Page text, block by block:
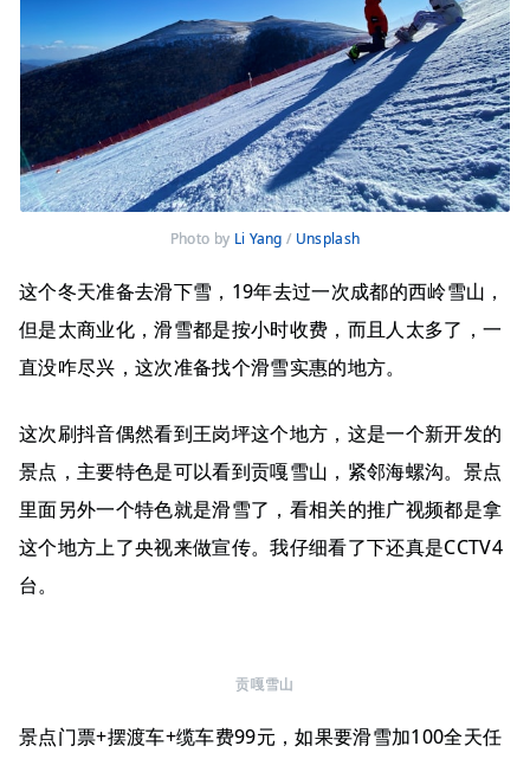
Photo by Li Yang / Unsplash
这个冬天准备去滑下雪，19年去过一次成都的西岭雪山，
但是太商业化，滑雪都是按小时收费，而且人太多了，一
直没咋尽兴，这次准备找个滑雪实惠的地方。
这次刷抖音偶然看到王岗坪这个地方，这是一个新开发的
景点，主要特色是可以看到贡嘎雪山，紧邻海螺沟。景点
里面另外一个特色就是滑雪了，看相关的推广视频都是拿
这个地方上了央视来做宣传。我仔细看了下还真是CCTV4
台。
贡嘎雪山
景点门票+摆渡车+缆车费99元，如果要滑雪加100全天任